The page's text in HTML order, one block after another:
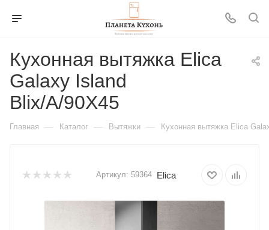
Кухонная вытяжка Elica
Galaxy Island
Blix/A/90X45
Главная — Каталог — Вытяжки — Кухонная вытяжка Elica
Артикул: 59364 Elica